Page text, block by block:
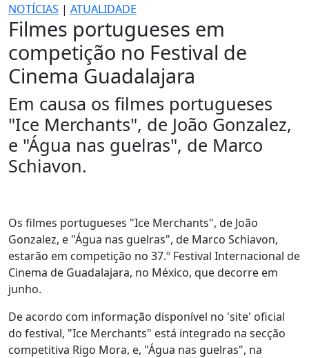
NOTÍCIAS | ATUALIDADE
Filmes portugueses em
competição no Festival de
Cinema Guadalajara
Em causa os filmes portugueses
"Ice Merchants", de João Gonzalez,
e "Água nas guelras", de Marco
Schiavon.
Os filmes portugueses "Ice Merchants", de João
Gonzalez, e "Água nas guelras", de Marco Schiavon,
estarão em competição no 37.º Festival Internacional de
Cinema de Guadalajara, no México, que decorre em
junho.
De acordo com informação disponível no 'site' oficial
do festival, "Ice Merchants" está integrado na secção
competitiva Rigo Mora, e, "Água nas guelras", na